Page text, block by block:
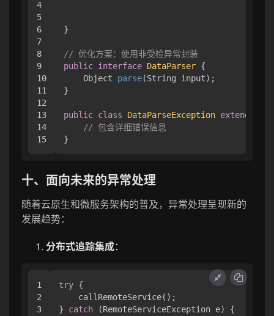
4
5
6
7
8
9
10
11
12
13
14
}
// 优化方案：使用非受检异常封装
public interface DataParser {
    Object
parse(String input) ;
}
public class DataParseException extends
// 包含详细错误信息
十、面向未来的异常处理
随着云原生和微服务架构的普及，异常处理呈现新的
发展趋势：
分布式追踪集成：
1
2
3
try {
    callRemoteService();
} catch (RemoteServiceException e) {